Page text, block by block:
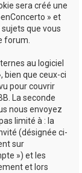
sera créé une
» et
que vous
forum.
au logiciel
bien que ceux-ci
pour couvrir
La seconde
nous envoyez
limité à : la
(désignée ci-
sur
») et les
et lors